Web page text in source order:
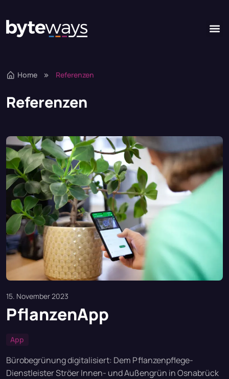
Home Referenzen
Referenzen
15. November 2023
PflanzenApp
App
Bürobegrünung digitalisiert: Dem Pflanzenpflege-
Dienstleister Ströer Innen- und Außengrün in Osnabrück